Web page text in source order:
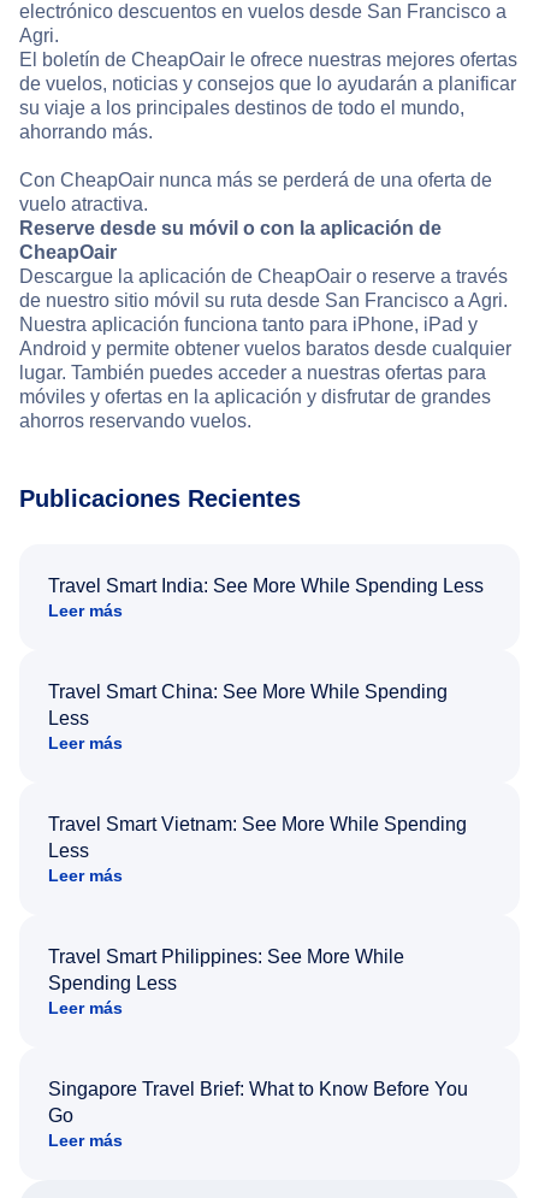
electrónico descuentos en vuelos desde San Francisco a
Agri.
El boletín de CheapOair le ofrece nuestras mejores ofertas
de vuelos, noticias y consejos que lo ayudarán a planificar
su viaje a los principales destinos de todo el mundo,
ahorrando más.
Con CheapOair nunca más se perderá de una oferta de
vuelo atractiva.
Reserve desde su móvil o con la aplicación de
CheapOair
Descargue la aplicación de CheapOair o reserve a través
de nuestro sitio móvil su ruta desde San Francisco a Agri.
Nuestra aplicación funciona tanto para iPhone, iPad y
Android y permite obtener vuelos baratos desde cualquier
lugar. También puedes acceder a nuestras ofertas para
móviles y ofertas en la aplicación y disfrutar de grandes
ahorros reservando vuelos.
Publicaciones Recientes
Travel Smart India: See More While Spending Less
Leer más
Travel Smart China: See More While Spending
Less
Leer más
Travel Smart Vietnam: See More While Spending
Less
Leer más
Travel Smart Philippines: See More While
Spending Less
Leer más
Singapore Travel Brief: What to Know Before You
Go
Leer más